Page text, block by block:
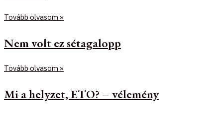
Tovább olvasom »
Nem volt ez sétagalopp
Tovább olvasom »
Mi a helyzet, ETO? – vélemény